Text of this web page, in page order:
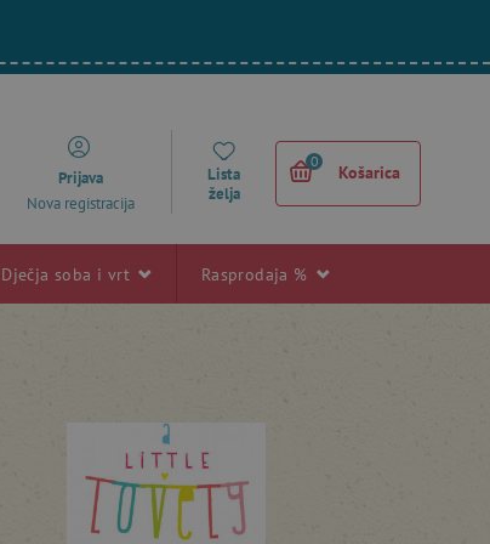
Prijava
Nova registracija
Lista
želja
0
Košarica
Dječja soba i vrt Rasprodaja %